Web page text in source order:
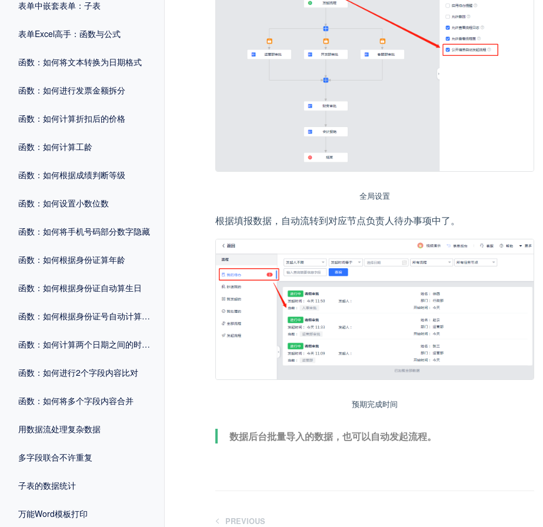
表单中嵌套表单：子表
表单Excel高手：函数与公式
函数：如何将文本转换为日期格式
函数：如何进行发票金额拆分
函数：如何计算折扣后的价格
函数：如何计算工龄
函数：如何根据成绩判断等级
函数：如何设置小数位数
函数：如何将手机号码部分数字隐藏
函数：如何根据身份证算年龄
函数：如何根据身份证自动算生日
函数：如何根据身份证号自动计算性别
函数：如何计算两个日期之间的时间差
函数：如何进行2个字段内容比对
函数：如何将多个字段内容合并
用数据流处理复杂数据
多字段联合不许重复
子表的数据统计
万能Word模板打印
全局设置
根据填报数据，自动流转到对应节点负责人待办事项中了。
预期完成时间
数据后台批量导入的数据，也可以自动发起流程。
PREVIOUS